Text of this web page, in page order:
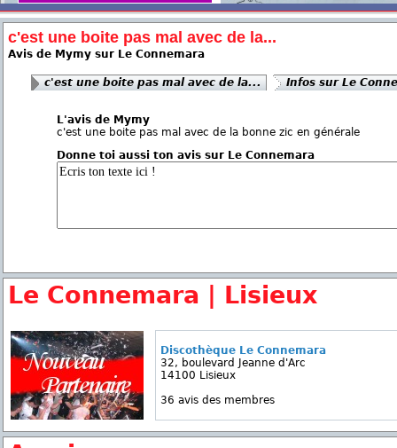
c'est une boite pas mal avec de la...
Avis de Mymy sur Le Connemara
c'est une boite pas mal avec de la... Infos sur Le
L'avis de Mymy
c'est une boite pas mal avec de la bonne zic en générale
Donne toi aussi ton avis sur Le Connemara
Le Connemara | Lisieux
Discothèque Le Connemara
32, boulevard Jeanne d'Arc
14100 Lisieux
36 avis des membres